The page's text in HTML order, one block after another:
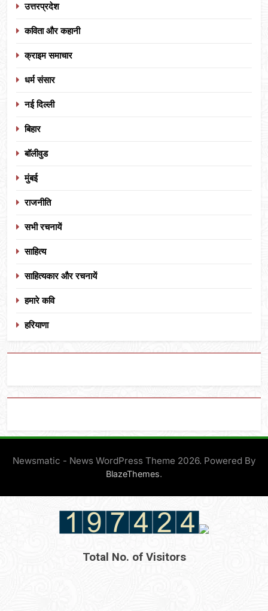
उत्तरप्रदेश
कविता और कहानी
क्राइम समाचार
धर्म संसार
नई दिल्ली
बिहार
बॉलीवुड
मुंबई
राजनीति
सभी रचनायें
साहित्य
साहित्यकार और रचनायें
हमारे कवि
हरियाणा
Newsmatic - News WordPress Theme 2026. Powered By
BlazeThemes.
Total No. of Visitors